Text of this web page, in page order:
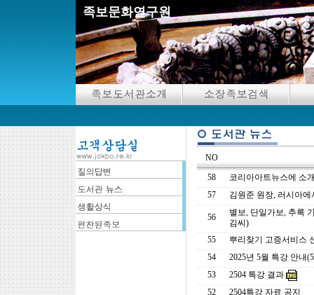
족보문화연구원
NO
58
코리아아트뉴스에 소
57
김원준 원장, 러시아에
56
별보, 단일가보, 추록
김씨)
55
뿌리찾기 고증서비스
54
2025년 5월 특강 안내
53
2504 특강 결과
52
2504특강 자료 공지